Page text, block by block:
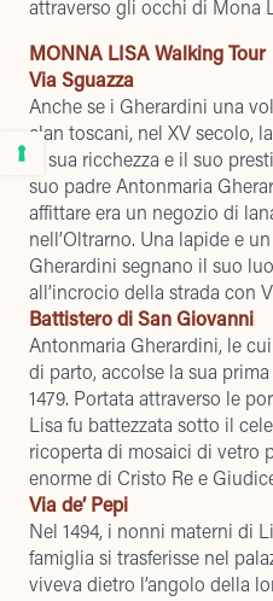
attraverso gli occhi di Mona
MONNA LISA Walking Tour
Via Sguazza
Anche se i Gherardini una
clan toscani, nel XV secolo,
la sua ricchezza e il suo
suo padre Antonmaria
affittare era un negozio di
nell’Oltrarno. Una lapide e
Gherardini segnano il suo
all’incrocio della strada con
Battistero di San Giovanni
Antonmaria Gherardini, le
di parto, accolse la sua
1479. Portata attraverso le
Lisa fu battezzata sotto il
ricoperta di mosaici di vetro
enorme di Cristo Re e
Via de’ Pepi
Nel 1494, i nonni materni di
famiglia si trasferisse nel
viveva dietro l’angolo della